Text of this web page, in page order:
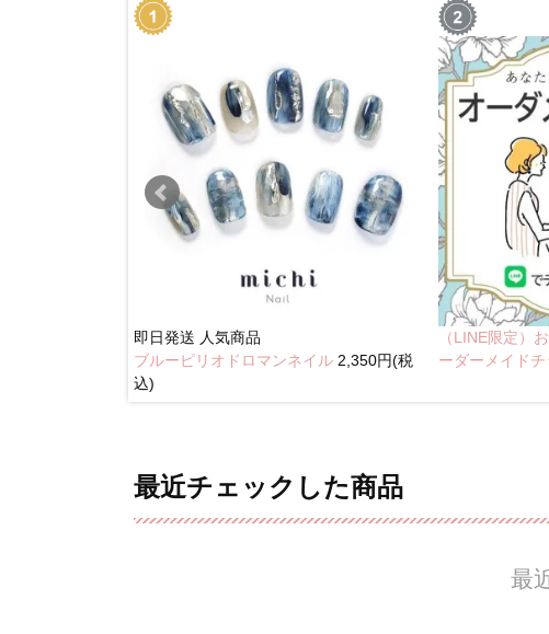
即日発送 人気商品
ブルーピリオドロマンネイル 2,350円(税
込)
（LINE限定）
ーダーメイド
最近チェックした商品
最